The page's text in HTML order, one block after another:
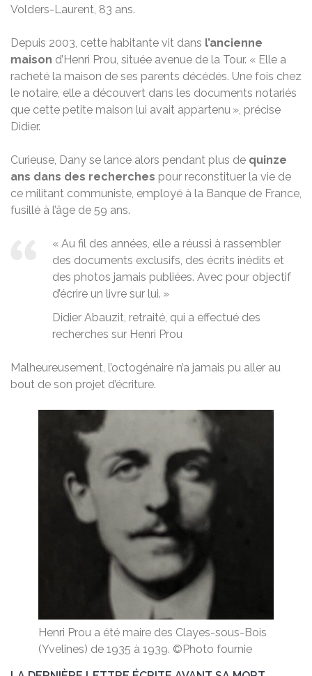
Volders-Laurent, 83 ans.
Depuis 2003, cette habitante vit dans l’ancienne
maison d’Henri Prou, située avenue de la Tour. « Elle a
racheté la maison de ses parents décédés. Une fois chez
le notaire, elle a découvert dans les documents notariés
que cette petite maison lui avait appartenu », précise
Didier.
Curieuse, Dany se lance alors pendant plus de quinze
ans dans des recherches pour reconstituer la vie de
ce militant communiste, employé à la Banque de France,
fusillé à l’âge de 59 ans.
« Au fil des années, elle a réussi à rassembler
des documents exclusifs, des écrits inédits et
des photos jamais publiées. Avec pour objectif
d’écrire un livre sur lui. »
Didier Abauzit, retraité, qui a effectué des
recherches sur Henri Prou
Malheureusement, l’octogénaire n’a jamais pu aller au
bout de son projet d’écriture.
Henri Prou a été maire des Clayes-sous-Bois
(Yvelines) de 1935 à 1939. ©Photo fournie